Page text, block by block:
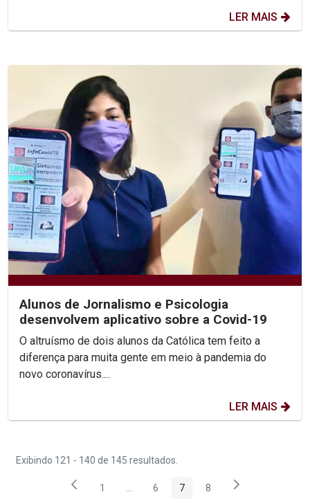
LER MAIS
Alunos de Jornalismo e Psicologia
desenvolvem aplicativo sobre a Covid-19
O altruísmo de dois alunos da Católica tem feito a
diferença para muita gente em meio à pandemia do
novo coronavírus....
LER MAIS
Exibindo 121 - 140 de 145 resultados.
Página
1 Páginas intermediárias Usar ABA para
Página
6 Página
7 Página
8